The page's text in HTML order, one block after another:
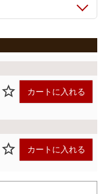
カートに入れる
カートに入れる